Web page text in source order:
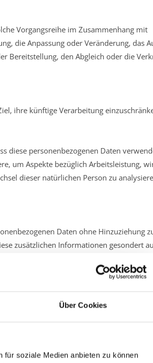
Über Cookies
für soziale Medien anbieten zu können
Vorgangsreihe im Zusammenhang mit
die Anpassung oder Veränderung, das
Bereitstellung, den Abgleich oder die
ihre künftige Verarbeitung
diese personenbezogenen Daten
um Aspekte bezüglich Arbeitsleistung,
dieser natürlichen Person zu
Daten ohne Hinzuziehung
zusätzlichen Informationen gesondert
Daten nicht einer identifizierten
Einrichtung oder andere Stelle, die
Sind die Zwecke und Mittel
können die bestimmten